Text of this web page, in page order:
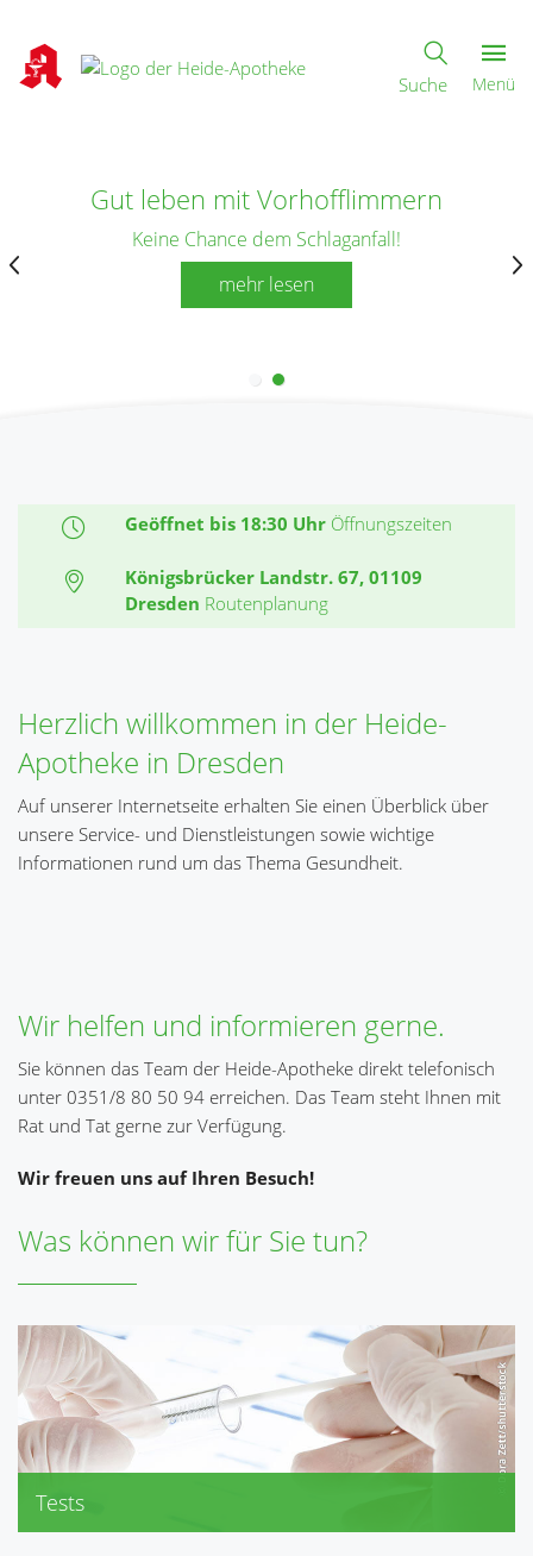
Suche Menü
Gut leben mit Vorhofflimmern
Keine Chance dem Schlaganfall!
mehr lesen
Geöffnet bis 18:30 Uhr Öffnungszeiten
Königsbrücker Landstr. 67, 01109
Dresden Routenplanung
Herzlich willkommen in der Heide-
Apotheke in Dresden
Auf unserer Internetseite erhalten Sie einen Überblick über
unsere Service- und Dienstleistungen sowie wichtige
Informationen rund um das Thema Gesundheit.
Wir helfen und informieren gerne.
Sie können das Team der Heide-Apotheke direkt telefonisch
unter 0351/8 80 50 94 erreichen. Das Team steht Ihnen mit
Rat und Tat gerne zur Verfügung.
Wir freuen uns auf Ihren Besuch!
Was können wir für Sie tun?
Tests